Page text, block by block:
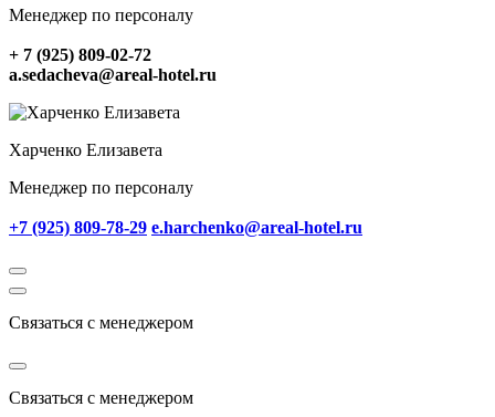
Менеджер по персоналу
+ 7 (925) 809-02-72
a.sedacheva@areal-hotel.ru
Харченко Елизавета
Менеджер по персоналу
+7 (925) 809-78-29 e.harchenko@areal-hotel.ru
Связаться с менеджером
Связаться с менеджером